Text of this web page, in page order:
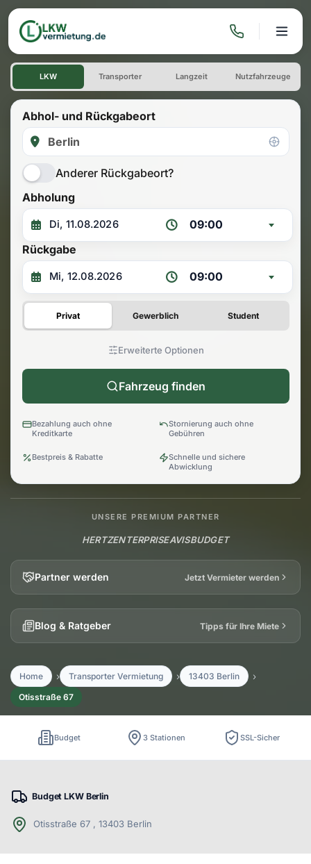
Transporter Vermietung
LKW Transporter Langzeit Nutzfahrzeuge
Abhol- und Rückgabeort
Anderer Rückgabeort?
Abholung
09:00
Rückgabe
09:00
Privat Gewerblich Student
Erweiterte Optionen
Fahrzeug finden
Bezahlung auch ohne
Kreditkarte
Stornierung auch ohne
Gebühren
Bestpreis & Rabatte
Schnelle und sichere
Abwicklung
UNSERE PREMIUM PARTNER
HERTZENTERPRISEAVISBUDGET
Partner werden Jetzt Vermieter werden
Blog & Ratgeber Tipps für Ihre Miete
Home Transporter Vermietung
13403 Berlin
Otisstraße 67
Budget 3 Stationen SSL-Sicher
Budget LKW Berlin
Otisstraße 67 , 13403 Berlin